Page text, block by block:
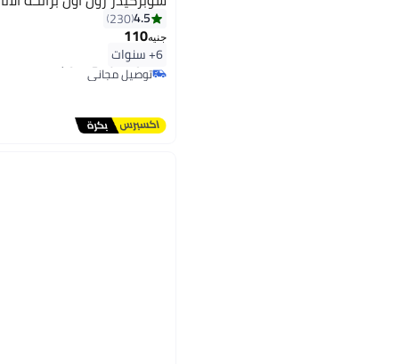
4.5
230
جنيه110
6+ سنوات#1 في مزيلات عرق
أقل سعر في 7 يوم
توصيل مجاني
#1 في مزيلات عرق